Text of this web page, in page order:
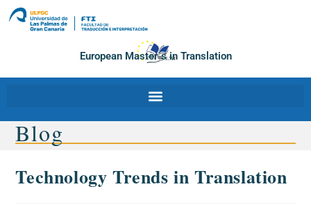
European Master´s in Translation
Blog
Technology Trends in Translation